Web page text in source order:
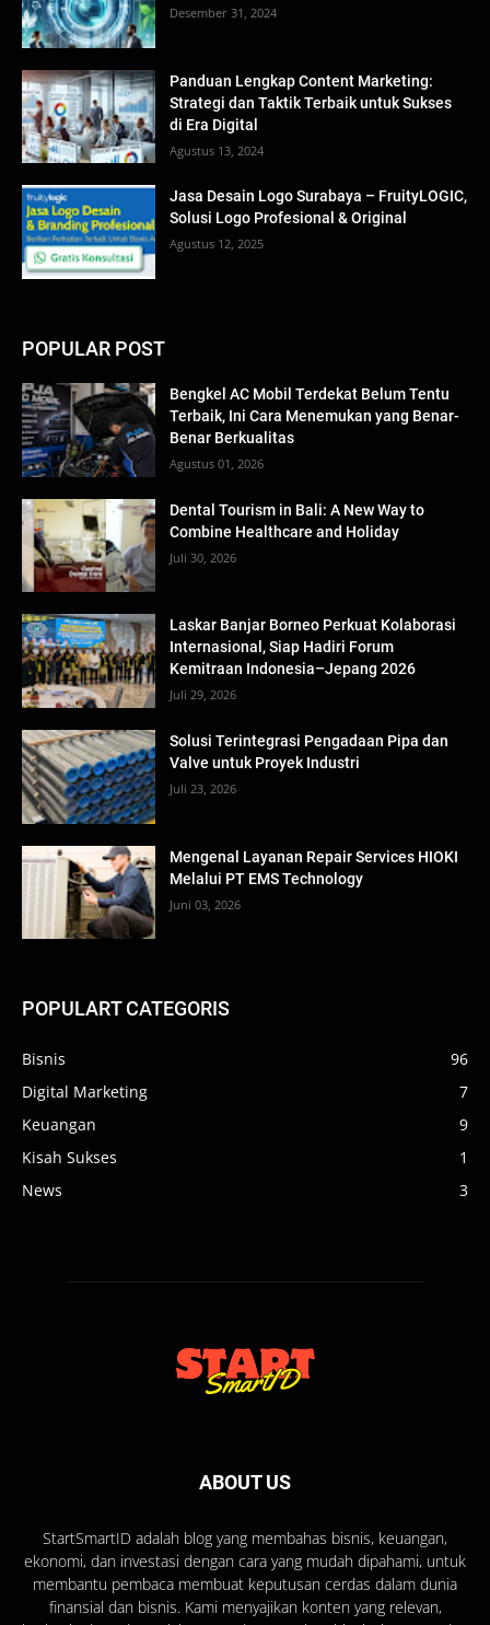
Desember 31, 2024
Panduan Lengkap Content Marketing:
Strategi dan Taktik Terbaik untuk Sukses
di Era Digital
Agustus 13, 2024
Jasa Desain Logo Surabaya – FruityLOGIC,
Solusi Logo Profesional & Original
Agustus 12, 2025
POPULAR POST
Bengkel AC Mobil Terdekat Belum Tentu
Terbaik, Ini Cara Menemukan yang Benar-
Benar Berkualitas
Agustus 01, 2026
Dental Tourism in Bali: A New Way to
Combine Healthcare and Holiday
Juli 30, 2026
Laskar Banjar Borneo Perkuat Kolaborasi
Internasional, Siap Hadiri Forum
Kemitraan Indonesia–Jepang 2026
Juli 29, 2026
Solusi Terintegrasi Pengadaan Pipa dan
Valve untuk Proyek Industri
Juli 23, 2026
Mengenal Layanan Repair Services HIOKI
Melalui PT EMS Technology
Juni 03, 2026
POPULART CATEGORIS
Bisnis
96
Digital Marketing
7
Keuangan
9
Kisah Sukses
1
News
3
ABOUT US
StartSmartID adalah blog yang membahas bisnis, keuangan,
ekonomi, dan investasi dengan cara yang mudah dipahami, untuk
membantu pembaca membuat keputusan cerdas dalam dunia
finansial dan bisnis. Kami menyajikan konten yang relevan,